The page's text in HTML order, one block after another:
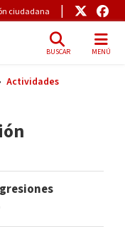
ciudadana Enlace
BUSCAR MENÚ
Actividades